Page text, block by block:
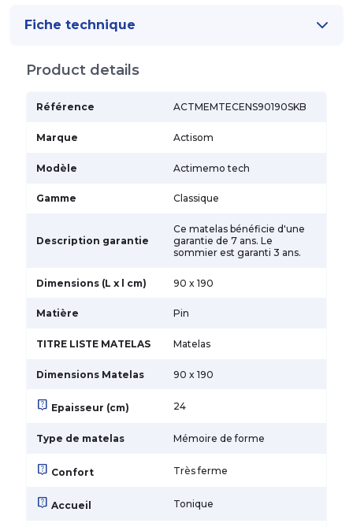
Fiche technique
Product details
Référence ACTMEMTECENS90190SKB
Marque Actisom
Modèle Actimemo tech
Gamme Classique
Description garantie
Ce matelas bénéficie d'une
garantie de 7 ans. Le
sommier est garanti 3 ans.
Dimensions (L x l cm) 90 x 190
Matière Pin
TITRE LISTE MATELAS Matelas
Dimensions Matelas 90 x 190
live_help Epaisseur (cm) 24
Type de matelas Mémoire de forme
live_help Confort Très ferme
live_help Accueil Tonique